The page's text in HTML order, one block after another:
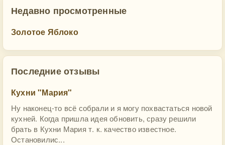
Недавно просмотренные
Золотое Яблоко
Последние отзывы
Кухни "Мария"
Ну наконец-то всё собрали и я могу похвастаться новой
кухней. Когда пришла идея обновить, сразу решили
брать в Кухни Мария т. к. качество известное.
Остановилис...